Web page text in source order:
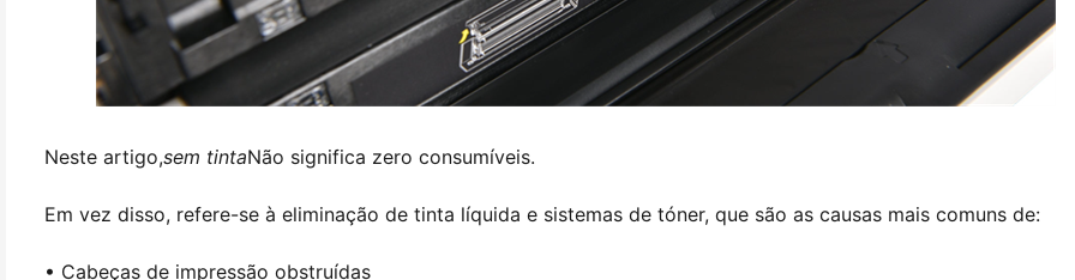
Neste artigo,sem tintaNão significa zero consumíveis.
Em vez disso, refere-se à eliminação de tinta líquida e sistemas de tóner, que são as causas mais comuns de:
• Cabeças de impressão obstruídas